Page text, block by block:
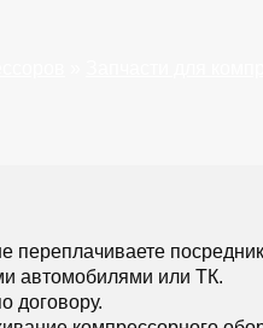
переплачиваете
автомобилями или ТК.
договору.